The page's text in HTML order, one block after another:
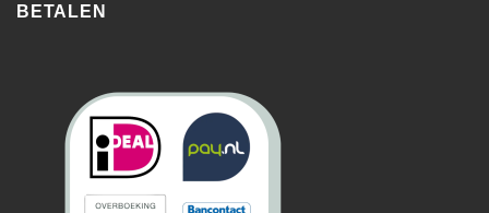
BETALEN